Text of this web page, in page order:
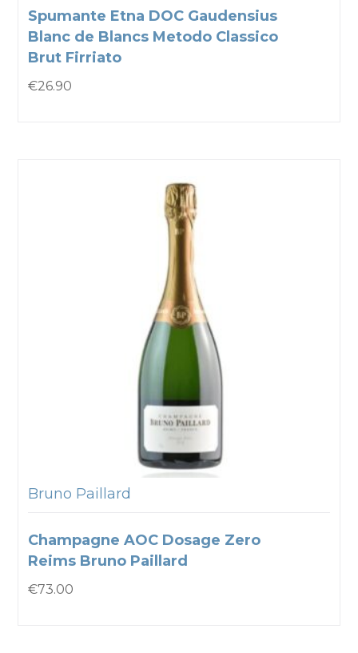
Spumante Etna DOC Gaudensius
Blanc de Blancs Metodo Classico
Brut Firriato
€26.90
Bruno Paillard
Champagne AOC Dosage Zero
Reims Bruno Paillard
€73.00